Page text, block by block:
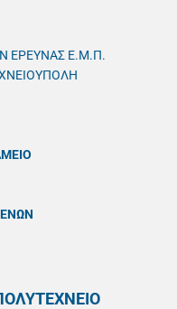
ΕΡΕΥΝΑΣ Ε.Μ.Π.